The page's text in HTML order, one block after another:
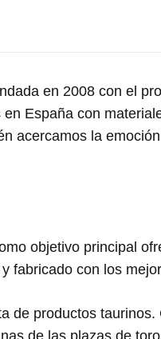
en 2008 con el
España con
acercamos la
objetivo principal
fabricado con los
de productos taurinos.
de las plazas de